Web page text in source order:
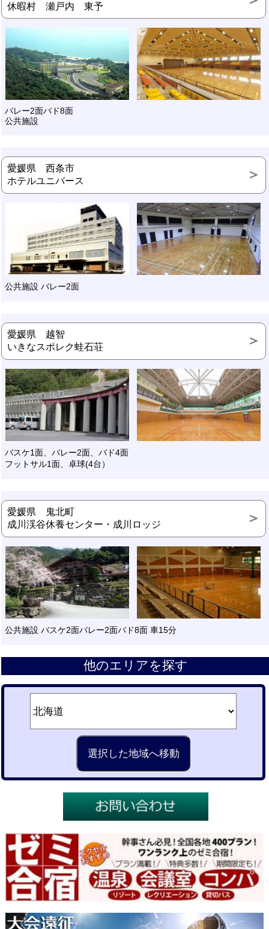
休暇村 瀬戸内 東予
バレー2面バド8面
公共施設
愛媛県 西条市
ホテルユニバース
公共施設 バレー2面
愛媛県 越智
いきなスポレク蛙石荘
バスケ1面、バレー2面、バド4面
フットサル1面、卓球(4台）
愛媛県 鬼北町
成川渓谷休養センター・成川ロッジ
公共施設 バスケ2面バレー2面バド8面 車15分
他のエリアを探す